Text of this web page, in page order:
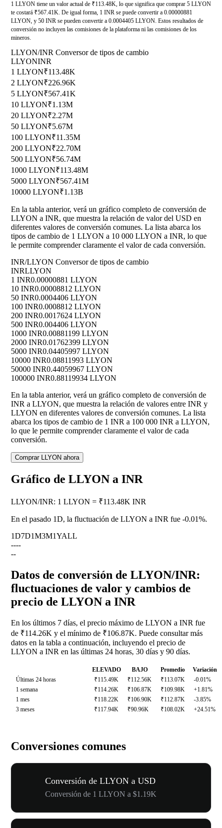
1 LLYON tiene un valor actual de ₹113.48K, lo que significa que comprar 5 LLYON
te costará ₹567.41K. De igual forma, 1 INR se puede convertir a 0.00000881
LLYON, y 50 INR se pueden convertir a 0.0004405 LLYON. Estos resultados de
conversión no incluyen las comisiones de la plataforma ni las comisiones de los
mineros.
LLYON/INR Conversor de tipos de cambio
LLYONINR
1 LLYON₹113.48K
2 LLYON₹226.96K
5 LLYON₹567.41K
10 LLYON₹1.13M
20 LLYON₹2.27M
50 LLYON₹5.67M
100 LLYON₹11.35M
200 LLYON₹22.70M
500 LLYON₹56.74M
1000 LLYON₹113.48M
5000 LLYON₹567.41M
10000 LLYON₹1.13B
En la tabla anterior, verá un gráfico completo de conversión de
LLYON a INR, que muestra la relación de valor del USD en
diferentes valores de conversión comunes. La lista abarca los
tipos de cambio de 1 LLYON a 10 000 LLYON a INR, lo que
le permite comprender claramente el valor de cada conversión.
INR/LLYON Conversor de tipos de cambio
INRLLYON
1 INR0.00000881 LLYON
10 INR0.00008812 LLYON
50 INR0.0004406 LLYON
100 INR0.0008812 LLYON
200 INR0.0017624 LLYON
500 INR0.004406 LLYON
1000 INR0.00881199 LLYON
2000 INR0.01762399 LLYON
5000 INR0.04405997 LLYON
10000 INR0.08811993 LLYON
50000 INR0.44059967 LLYON
100000 INR0.88119934 LLYON
En la tabla anterior, verá un gráfico completo de conversión de
INR a LLYON, que muestra la relación de valores entre INR y
LLYON en diferentes valores de conversión comunes. La lista
abarca los tipos de cambio de 1 INR a 100 000 INR a LLYON,
lo que le permite comprender claramente el valor de cada
conversión.
Comprar LLYON ahora
Gráfico de LLYON a INR
LLYON/INR: 1 LLYON = ₹113.48K INR
En el pasado 1D, la fluctuación de LLYON a INR fue -0.01%.
1D7D1M3M1YALL
----
--
Datos de conversión de LLYON/INR:
fluctuaciones de valor y cambios de
precio de LLYON a INR
En los últimos 7 días, el precio máximo de LLYON a INR fue
de ₹114.26K y el mínimo de ₹106.87K. Puede consultar más
datos en la tabla a continuación, incluyendo el precio de
LLYON a INR en las últimas 24 horas, 30 días y 90 días.
ELEVADO BAJO Promedio
Variación
Últimas 24 horas
₹115.49K ₹112.56K ₹113.07K
-0.01%
1 semana
₹114.26K ₹106.87K ₹109.98K
+1.81%
1 mes
₹118.22K ₹106.90K ₹112.87K
-3.85%
3 meses
₹117.94K ₹90.96K ₹108.02K +24.51%
Conversiones comunes
Conversión de LLYON a USD
Conversión de 1 LLYON a $1.19K